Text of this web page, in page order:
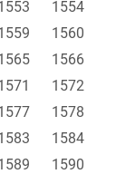
1554
1560
1566
1572
1578
1584
1590